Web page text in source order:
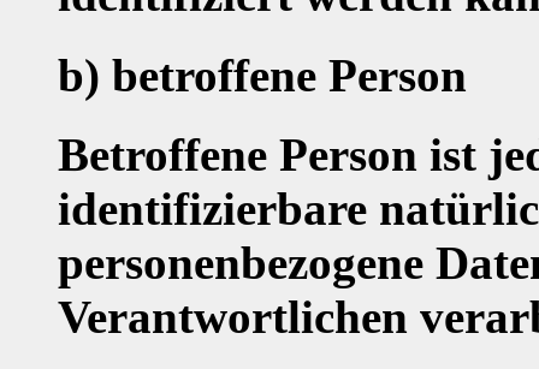
b) betroffene Person
Betroffene Person ist
identifizierbare
personenbezogene
Verantwortlichen